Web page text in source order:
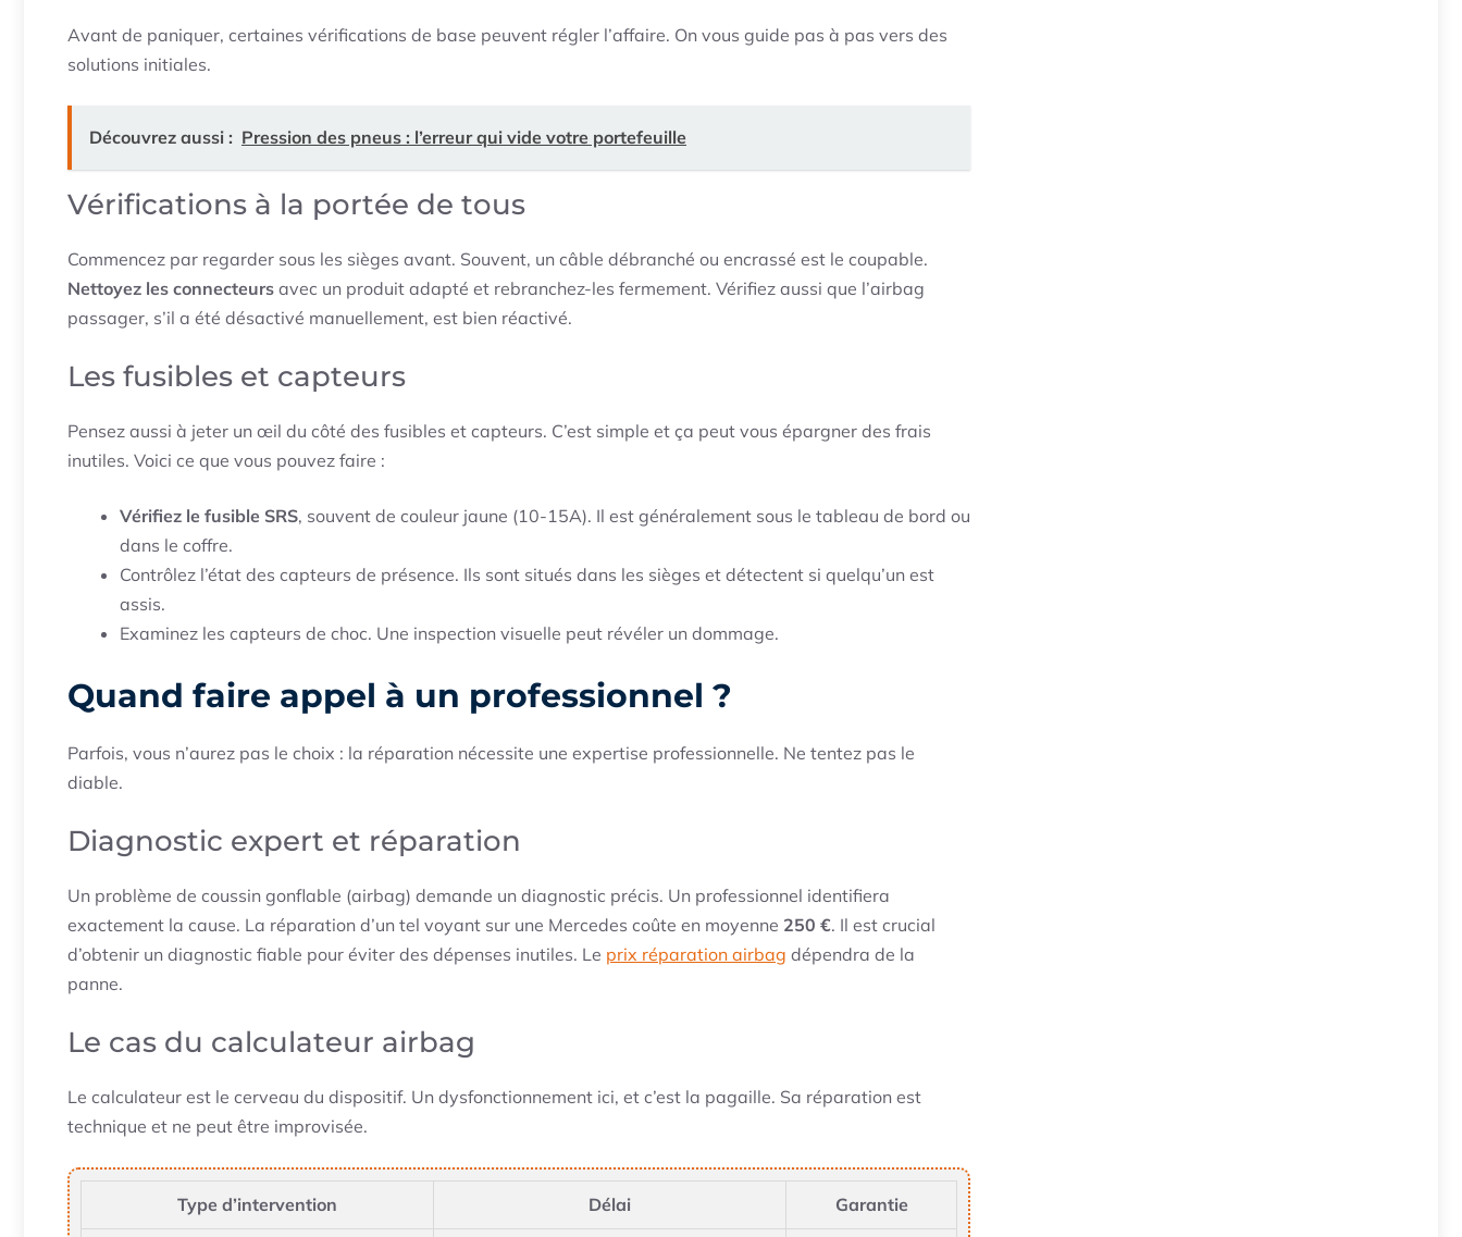
Avant de paniquer, certaines vérifications de base peuvent régler l’affaire. On vous guide pas à pas vers des
solutions initiales.
Découvrez aussi : Pression des pneus : l’erreur qui vide votre portefeuille
Vérifications à la portée de tous
Commencez par regarder sous les sièges avant. Souvent, un câble débranché ou encrassé est le coupable.
Nettoyez les connecteurs avec un produit adapté et rebranchez-les fermement. Vérifiez aussi que l’airbag
passager, s’il a été désactivé manuellement, est bien réactivé.
Les fusibles et capteurs
Pensez aussi à jeter un œil du côté des fusibles et capteurs. C’est simple et ça peut vous épargner des frais
inutiles. Voici ce que vous pouvez faire :
Vérifiez le fusible SRS, souvent de couleur jaune (10-15A). Il est généralement sous le tableau de bord ou
dans le coffre.
Contrôlez l’état des capteurs de présence. Ils sont situés dans les sièges et détectent si quelqu’un est
assis.
Examinez les capteurs de choc. Une inspection visuelle peut révéler un dommage.
Quand faire appel à un professionnel ?
Parfois, vous n’aurez pas le choix : la réparation nécessite une expertise professionnelle. Ne tentez pas le
diable.
Diagnostic expert et réparation
Un problème de coussin gonflable (airbag) demande un diagnostic précis. Un professionnel identifiera
exactement la cause. La réparation d’un tel voyant sur une Mercedes coûte en moyenne 250 €. Il est crucial
d’obtenir un diagnostic fiable pour éviter des dépenses inutiles. Le prix réparation airbag dépendra de la
panne.
Le cas du calculateur airbag
Le calculateur est le cerveau du dispositif. Un dysfonctionnement ici, et c’est la pagaille. Sa réparation est
technique et ne peut être improvisée.
Type d’intervention Délai Garantie